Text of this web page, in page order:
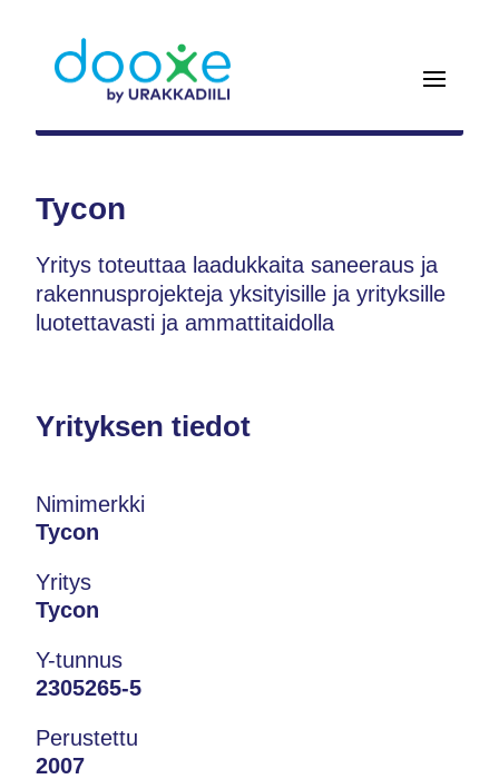
Tycon
Yritys toteuttaa laadukkaita saneeraus ja
rakennusprojekteja yksityisille ja yrityksille
luotettavasti ja ammattitaidolla
Yrityksen tiedot
Nimimerkki
Tycon
Yritys
Tycon
Y-tunnus
2305265-5
Perustettu
2007